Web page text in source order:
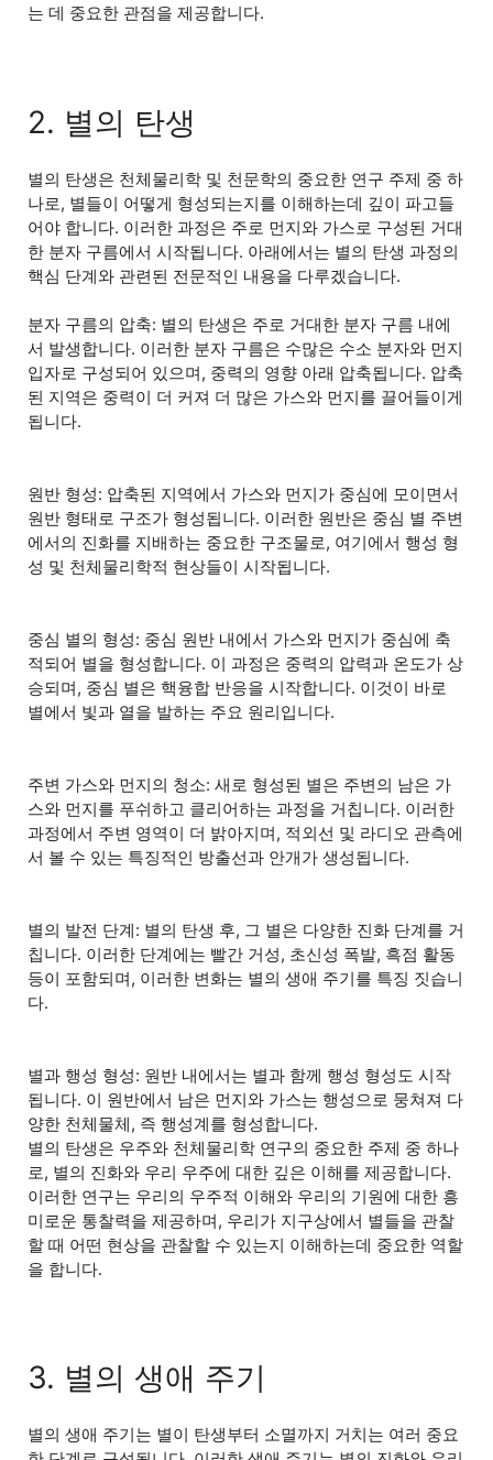
는 데 중요한 관점을 제공합니다.
2. 별의 탄생
별의 탄생은 천체물리학 및 천문학의 중요한 연구 주제 중 하
나로, 별들이 어떻게 형성되는지를 이해하는데 깊이 파고들
어야 합니다. 이러한 과정은 주로 먼지와 가스로 구성된 거대
한 분자 구름에서 시작됩니다. 아래에서는 별의 탄생 과정의
핵심 단계와 관련된 전문적인 내용을 다루겠습니다.
분자 구름의 압축: 별의 탄생은 주로 거대한 분자 구름 내에
서 발생합니다. 이러한 분자 구름은 수많은 수소 분자와 먼지
입자로 구성되어 있으며, 중력의 영향 아래 압축됩니다. 압축
된 지역은 중력이 더 커져 더 많은 가스와 먼지를 끌어들이게
됩니다.
원반 형성: 압축된 지역에서 가스와 먼지가 중심에 모이면서
원반 형태로 구조가 형성됩니다. 이러한 원반은 중심 별 주변
에서의 진화를 지배하는 중요한 구조물로, 여기에서 행성 형
성 및 천체물리학적 현상들이 시작됩니다.
중심 별의 형성: 중심 원반 내에서 가스와 먼지가 중심에 축
적되어 별을 형성합니다. 이 과정은 중력의 압력과 온도가 상
승되며, 중심 별은 핵융합 반응을 시작합니다. 이것이 바로
별에서 빛과 열을 발하는 주요 원리입니다.
주변 가스와 먼지의 청소: 새로 형성된 별은 주변의 남은 가
스와 먼지를 푸쉬하고 클리어하는 과정을 거칩니다. 이러한
과정에서 주변 영역이 더 밝아지며, 적외선 및 라디오 관측에
서 볼 수 있는 특징적인 방출선과 안개가 생성됩니다.
별의 발전 단계: 별의 탄생 후, 그 별은 다양한 진화 단계를 거
칩니다. 이러한 단계에는 빨간 거성, 초신성 폭발, 흑점 활동
등이 포함되며, 이러한 변화는 별의 생애 주기를 특징 짓습니
다.
별과 행성 형성: 원반 내에서는 별과 함께 행성 형성도 시작
됩니다. 이 원반에서 남은 먼지와 가스는 행성으로 뭉쳐져 다
양한 천체물체, 즉 행성계를 형성합니다.
별의 탄생은 우주와 천체물리학 연구의 중요한 주제 중 하나
로, 별의 진화와 우리 우주에 대한 깊은 이해를 제공합니다.
이러한 연구는 우리의 우주적 이해와 우리의 기원에 대한 흥
미로운 통찰력을 제공하며, 우리가 지구상에서 별들을 관찰
할 때 어떤 현상을 관찰할 수 있는지 이해하는데 중요한 역할
을 합니다.
3. 별의 생애 주기
별의 생애 주기는 별이 탄생부터 소멸까지 거치는 여러 중요